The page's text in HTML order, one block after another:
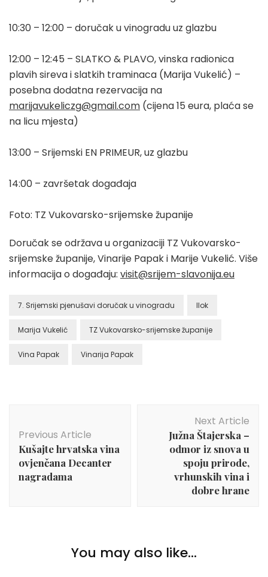
10:30 – 12:00 – doručak u vinogradu uz glazbu
12:00 – 12:45 – SLATKO & PLAVO, vinska radionica
plavih sireva i slatkih traminaca (Marija Vukelić) –
posebna dodatna rezervacija na
marijavukeliczg@gmail.com (cijena 15 eura, plaća se
na licu mjesta)
13:00 – Srijemski EN PRIMEUR, uz glazbu
14:00 – završetak događaja
Foto: TZ Vukovarsko-srijemske županije
Doručak se održava u organizaciji TZ Vukovarsko-
srijemske županije, Vinarije Papak i Marije Vukelić. Više
informacija o događaju: visit@srijem-slavonija.eu
7. Srijemski pjenušavi doručak u vinogradu Ilok
Marija Vukelić TZ Vukovarsko-srijemske županije
Vina Papak Vinarija Papak
Navigation
Previous Article
Kušajte hrvatska vina
ovjenčana Decanter
nagradama
Next Article
Južna Štajerska –
odmor iz snova u
spoju prirode,
vrhunskih vina i
dobre hrane
You may also like...